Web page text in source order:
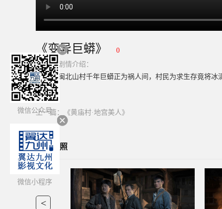
《变异巨蟒》
0
简介： 剧情介绍：
闽北山村千年巨蟒正为祸人间，村民为求生存竟将
上一篇： 《黄庙村·地宫美人》
影片剧照
<
微信公众号
微信小程序